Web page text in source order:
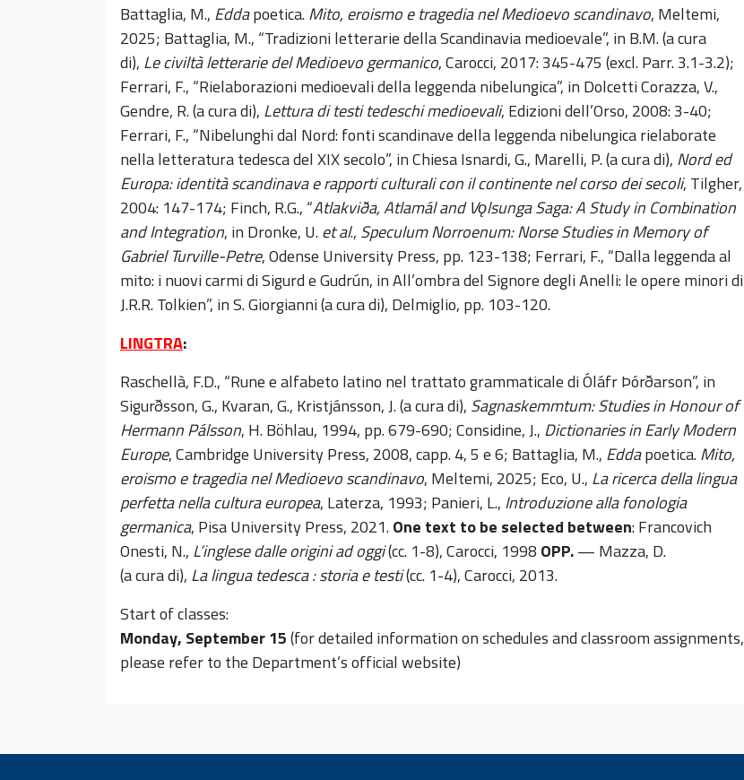
Battaglia, M., Eddapoetica.Mito, eroismo e tragedia nel Medioevo scandinavo, Meltemi,
2025; Battaglia, M., “Tradizioni letterarie della Scandinavia medioevale”, in B.M. (a cura
di), Le civiltà letterarie del Medioevo germanico, Carocci, 2017: 345-475 (excl. Parr. 3.1-3.2);
Ferrari, F., “Rielaborazioni medioevali della leggenda nibelungica”, in Dolcetti Corazza, V.,
Gendre, R. (a cura di), Lettura di testi tedeschi medioevali, Edizioni dell’Orso, 2008: 3-40;
Ferrari, F., “Nibelunghi dal Nord: fonti scandinave della leggenda nibelungica rielaborate
nella letteratura tedesca del XIX secolo”, in Chiesa Isnardi, G., Marelli, P. (a cura di), Nord ed
Europa: identità scandinava e rapporti culturali con il continente nel corso dei secoli, Tilgher,
2004: 147-174; Finch, R.G., “Atlakviða, Atlamál and Vǫlsunga Saga: A Study in Combination
and Integration, in Dronke, U.et al., Speculum Norroenum: Norse Studies in Memory of
Gabriel Turville-Petre, Odense University Press, pp. 123-138; Ferrari, F., “Dalla leggenda al
mito: i nuovi carmi di Sigurd e Gudrún, in All’ombra del Signore degli Anelli: le opere minori di
J.R.R. Tolkien”, in S. Giorgianni (a cura di), Delmiglio, pp. 103-120.
LINGTRA:
Raschellà, F.D., “Rune e alfabeto latino nel trattato grammaticale di Óláfr Þórðarson”, in
Sigurðsson, G., Kvaran, G., Kristjánsson, J. (a cura di), Sagnaskemmtum: Studies in Honour of
Hermann Pálsson, H. Böhlau, 1994, pp. 679-690; Considine, J., Dictionaries in Early Modern
Europe, Cambridge University Press, 2008, capp. 4, 5 e 6; Battaglia, M., Eddapoetica.Mito,
eroismo e tragedia nel Medioevo scandinavo, Meltemi, 2025; Eco, U., La ricerca della lingua
perfetta nella cultura europea, Laterza, 1993; Panieri, L., Introduzione alla fonologia
germanica, Pisa University Press, 2021.One text to be selected between: Francovich
Onesti, N., L’inglese dalle origini ad oggi(cc. 1-8), Carocci, 1998 OPP.— Mazza, D.
(a cura di), La lingua tedesca : storia e testi(cc. 1-4), Carocci, 2013.
Start of classes:
Monday, September 15(for detailed information on schedules and classroom assignments,
please refer to the Department’s official website)